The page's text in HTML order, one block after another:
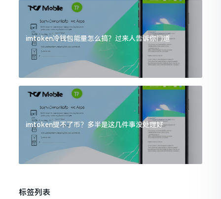
imtoken冷钱包能量怎么搞？过来人告诉你门道
imtoken提不了币？多半是这几件事没处理好
标签列表